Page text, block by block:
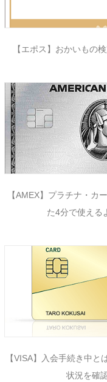
【エポス】おかいもの
【AMEX】プラチナ・カ
た4分で使える
【VISA】入会手続き中
状況を確